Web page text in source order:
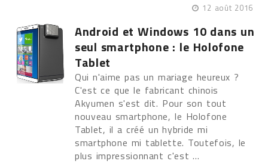
12 août 2016
Android et Windows 10 dans un
seul smartphone : le Holofone
Tablet
Qui n'aime pas un mariage heureux ?
C'est ce que le fabricant chinois
Akyumen s'est dit. Pour son tout
nouveau smartphone, le Holofone
Tablet, il a créé un hybride mi
smartphone mi tablette. Toutefois, le
plus impressionnant c'est ...